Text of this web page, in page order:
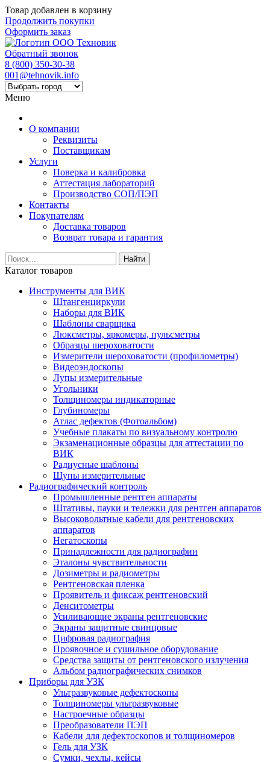
Товар добавлен в корзину
Продолжить покупки
Оформить заказ
Обратный звонок
8 (800) 350-30-38
001@tehnovik.info
Меню
О компании
Реквизиты
Поставщикам
Услуги
Поверка и калибровка
Аттестация лабораторий
Производство СОП/ПЭП
Контакты
Покупателям
Доставка товаров
Возврат товара и гарантия
Найти
Каталог товаров
Инструменты для ВИК
Штангенциркули
Наборы для ВИК
Шаблоны сварщика
Люксметры, яркомеры, пульсметры
Образцы шероховатости
Измерители шероховатости (профилометры)
Видеоэндоскопы
Лупы измерительные
Угольники
Толщиномеры индикаторные
Глубиномеры
Атлас дефектов (Фотоальбом)
Учебные плакаты по визуальному контролю
Экзаменационные образцы для аттестации по
ВИК
Радиусные шаблоны
Щупы измерительные
Радиографический контроль
Промышленные рентген аппараты
Штативы, пауки и тележки для рентген аппаратов
Высоковольтные кабели для рентгеновских
аппаратов
Негатоскопы
Принадлежности для радиографии
Эталоны чувствительности
Дозиметры и радиометры
Рентгеновская пленка
Проявитель и фиксаж рентгеновский
Денситометры
Усиливающие экраны рентгеновские
Экраны защитные свинцовые
Цифровая радиография
Проявочное и сушильное оборудование
Средства защиты от рентгеновского излучения
Альбом радиографических снимков
Приборы для УЗК
Ультразвуковые дефектоскопы
Толщиномеры ультразвуковые
Настроечные образцы
Преобразователи ПЭП
Кабели для дефектоскопов и толщиномеров
Гель для УЗК
Сумки, чехлы, кейсы